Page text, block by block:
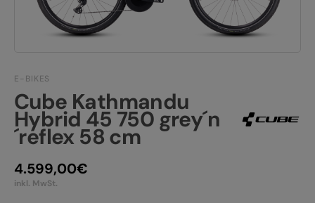
Alle entdecken
E-BIKE FULLY
E-BIKE TOUR
JOBS
PRODUKTRÜCKRUFE
E-BIKES
Cube Kathmandu
Hybrid 45 750 grey´n
´reflex 58 cm
4.599,00€
inkl. MwSt.